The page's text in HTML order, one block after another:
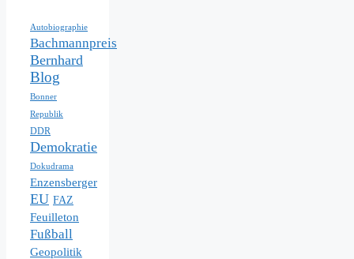
Autobiographie
Bachmannpreis
Bernhard
Blog
Bonner
Republik
DDR
Demokratie
Dokudrama
Enzensberger
EU FAZ
Feuilleton
Fußball
Geopolitik